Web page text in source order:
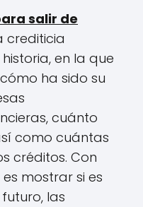
salir de
crediticia
en la que
ha sido su
cuánto
como cuántas
créditos. Con
mostrar si es
las